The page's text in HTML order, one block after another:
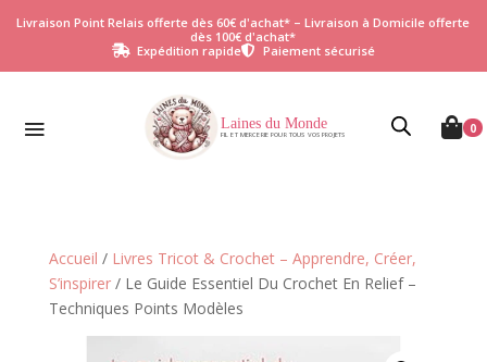
Livraison Point Relais offerte dès 60€ d'achat* – Livraison à Domicile offerte
dès 100€ d'achat*
 Expédition rapide Paiement sécurisé
Laines du Monde
FIL ET MERCERIE POUR TOUS VOS PROJETS  0
Accueil / Livres Tricot & Crochet – Apprendre, Créer,
S’inspirer/ Le Guide Essentiel Du Crochet En Relief –
Techniques Points Modèles